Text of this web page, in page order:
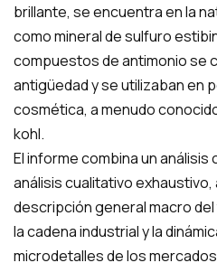
brillante, se encuentra en la
como mineral de sulfuro
compuestos de antimonio se
antigüedad y se utilizaban en
cosmética, a menudo
kohl.
El informe combina un
análisis cualitativo
descripción general macro
la cadena industrial y la
microdetalles de los